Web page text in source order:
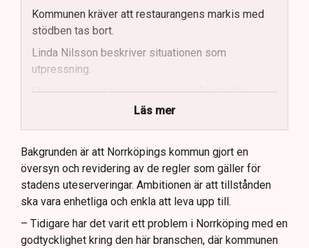
Kommunen kräver att restaurangens markis med
stödben tas bort.
Linda Nilsson beskriver situationen som
utpressning.
Flera krögare kritiserar kommunen för otydlig
Kommunen vill skapa enhetliga regler för
uteserveringar.
Lindas Kula ställer in uteserveringen för
sommaren.
Läs mer
Bakgrunden är att Norrköpings kommun gjort en
översyn och revidering av de regler som gäller för
stadens uteserveringar. Ambitionen är att tillstånden
ska vara enhetliga och enkla att leva upp till.
– Tidigare har det varit ett problem i Norrköping med en
godtycklighet kring den här branschen, där kommunen